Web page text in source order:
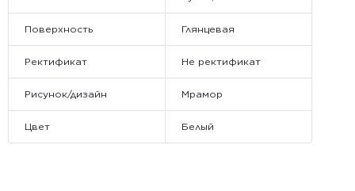
Поверхность Глянцевая
Ректификат Не ректификат
Рисунок/дизайн Мрамор
Цвет Белый